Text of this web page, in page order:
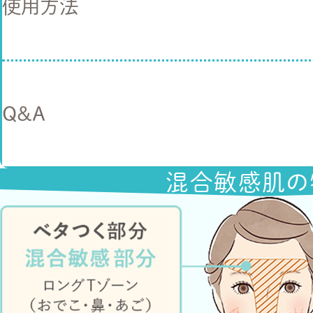
使用方法
Q&A
混合敏感肌